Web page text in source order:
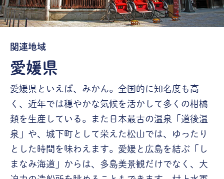
関連地域
愛媛県
愛媛県といえば、みかん。全国的に知名度も高
く、近年では穏やかな気候を活かして多くの柑橘
類を生産している。また日本最古の温泉「道後温
泉」や、城下町として栄えた松山では、ゆったり
とした時間を味わえます。愛媛と広島を結ぶ「し
まなみ海道」からは、多島美景観だけでなく、大